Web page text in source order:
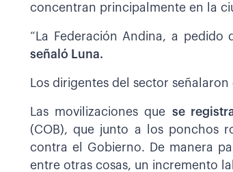
concentran principalmente en la
“La Federación Andina, a pedido
señaló Luna.
Los dirigentes del sector señalaron
Las movilizaciones que se
(COB), que junto a los ponchos
contra el Gobierno. De manera
entre otras cosas, un incremento